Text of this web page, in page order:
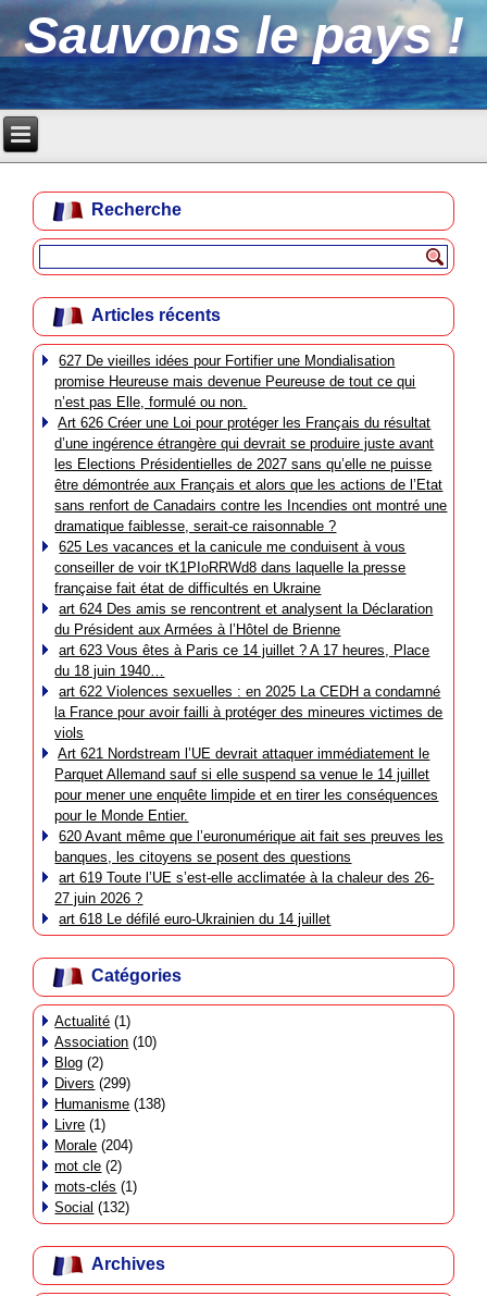
Sauvons le pays !
Recherche
Articles récents
627 De vieilles idées pour Fortifier une Mondialisation
promise Heureuse mais devenue Peureuse de tout ce qui
n’est pas Elle, formulé ou non.
Art 626 Créer une Loi pour protéger les Français du résultat
d’une ingérence étrangère qui devrait se produire juste avant
les Elections Présidentielles de 2027 sans qu’elle ne puisse
être démontrée aux Français et alors que les actions de l’Etat
sans renfort de Canadairs contre les Incendies ont montré une
dramatique faiblesse, serait-ce raisonnable ?
625 Les vacances et la canicule me conduisent à vous
conseiller de voir tK1PIoRRWd8 dans laquelle la presse
française fait état de difficultés en Ukraine
art 624 Des amis se rencontrent et analysent la Déclaration
du Président aux Armées à l’Hôtel de Brienne
art 623 Vous êtes à Paris ce 14 juillet ? A 17 heures, Place
du 18 juin 1940…
art 622 Violences sexuelles : en 2025 La CEDH a condamné
la France pour avoir failli à protéger des mineures victimes de
viols
Art 621 Nordstream l’UE devrait attaquer immédiatement le
Parquet Allemand sauf si elle suspend sa venue le 14 juillet
pour mener une enquête limpide et en tirer les conséquences
pour le Monde Entier.
620 Avant même que l’euronumérique ait fait ses preuves les
banques, les citoyens se posent des questions
art 619 Toute l’UE s’est-elle acclimatée à la chaleur des 26-
27 juin 2026 ?
art 618 Le défilé euro-Ukrainien du 14 juillet
Catégories
Actualité (1)
Association (10)
Blog (2)
Divers (299)
Humanisme (138)
Livre (1)
Morale (204)
mot cle (2)
mots-clés (1)
Social (132)
Archives